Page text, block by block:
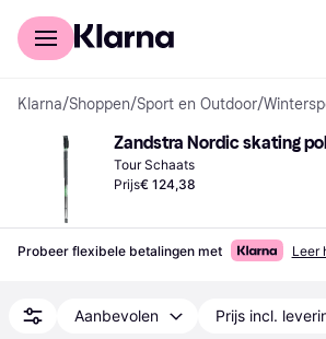
Voor shoppers
Klarna/Shoppen/Sport en Outdoor/
Zandstra Nordic skating
Tour Schaats
Prijs€ 124,38
Probeer flexibele betalingen met Leer
Aanbevolen Prijs incl.